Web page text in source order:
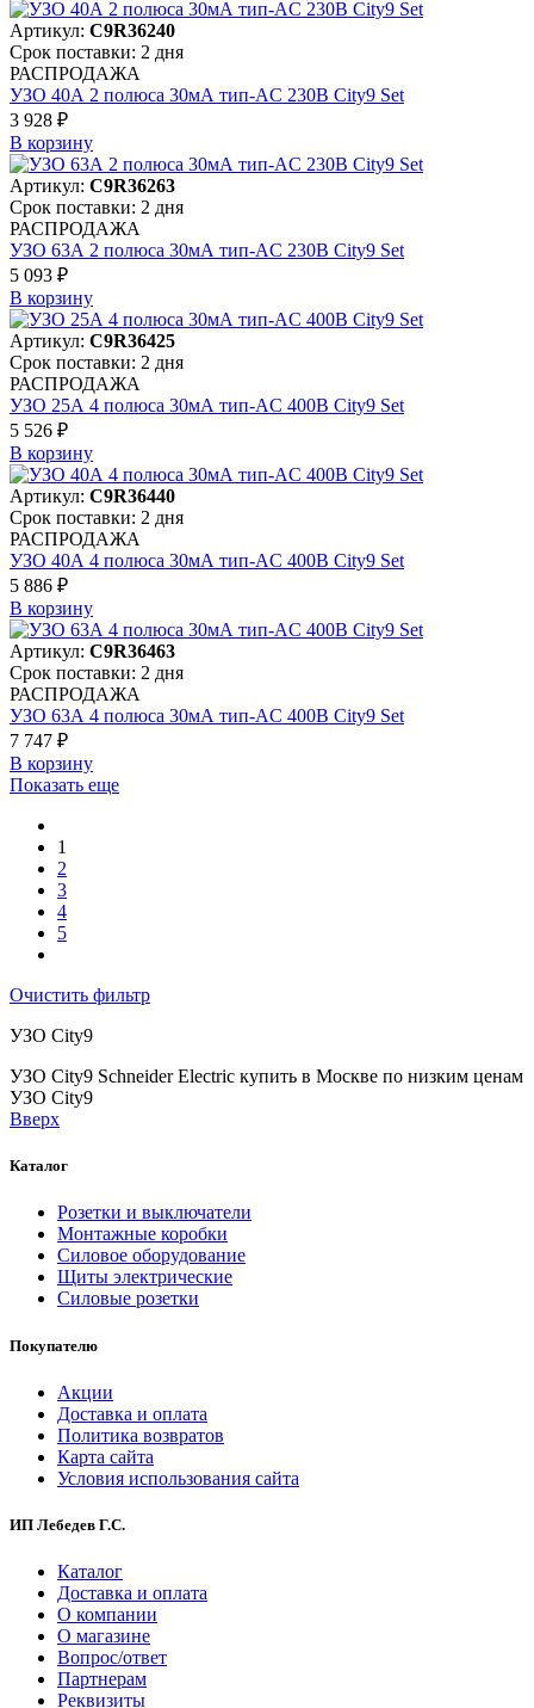
Артикул: C9R36240
Срок поставки: 2 дня
РАСПРОДАЖА
УЗО 40А 2 полюса 30мА тип-AC 230В City9 Set
3 928 ₽
В корзинy
Артикул: C9R36263
Срок поставки: 2 дня
РАСПРОДАЖА
УЗО 63А 2 полюса 30мА тип-AC 230В City9 Set
5 093 ₽
В корзинy
Артикул: C9R36425
Срок поставки: 2 дня
РАСПРОДАЖА
УЗО 25А 4 полюса 30мА тип-AC 400В City9 Set
5 526 ₽
В корзинy
Артикул: C9R36440
Срок поставки: 2 дня
РАСПРОДАЖА
УЗО 40А 4 полюса 30мА тип-AC 400В City9 Set
5 886 ₽
В корзинy
Артикул: C9R36463
Срок поставки: 2 дня
РАСПРОДАЖА
УЗО 63А 4 полюса 30мА тип-AC 400В City9 Set
7 747 ₽
В корзинy
Показать еще
1
2
3
4
5
Очистить фильтр
УЗО City9
УЗО City9 Schneider Electric купить в Москве по низким ценам
УЗО City9
Вверх
Каталог
Розетки и выключатели
Монтажные коробки
Силовое оборудование
Щиты электрические
Силовые розетки
Покупателю
Акции
Доставка и оплата
Политика возвратов
Карта сайта
Условия использования сайта
ИП Лебедев Г.С.
Каталог
Доставка и оплата
О компании
О магазине
Вопрос/ответ
Партнерам
Реквизиты